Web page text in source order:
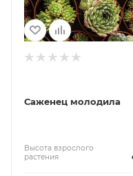
Саженец молодила
Высота взрослого
растения